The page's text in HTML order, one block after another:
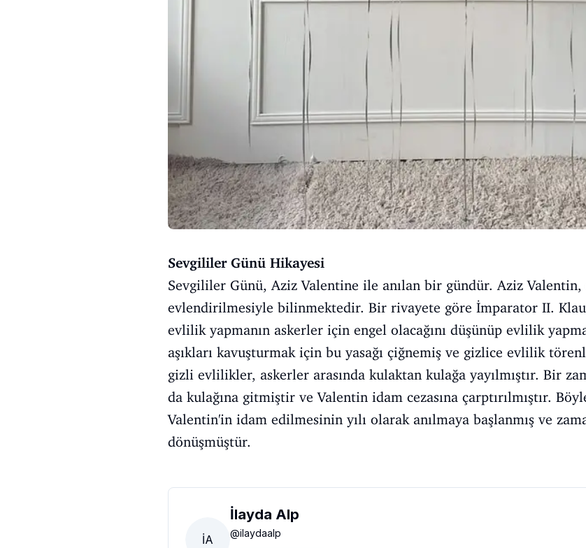
Sevgililer Günü Hikayesi
Sevgililer Günü, Aziz Valentine ile anılan bir gündür. Aziz
evlendirilmesiyle bilinmektedir. Bir rivayete göre İmparator II.
evlilik yapmanın askerler için engel olacağını düşünüp evlilik
aşıkları kavuşturmak için bu yasağı çiğnemiş ve gizlice evlilik
gizli evlilikler, askerler arasında kulaktan kulağa yayılmıştır. Bir
da kulağına gitmiştir ve Valentin idam cezasına çarptırılmıştır.
Valentin'in idam edilmesinin yılı olarak anılmaya başlanmış ve
dönüşmüştür.
İA
İlayda Alp
@ilaydaalp